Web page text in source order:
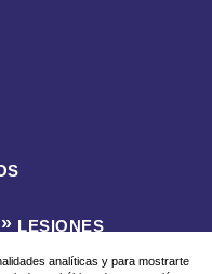
LESIONES
analíticas y para mostrarte